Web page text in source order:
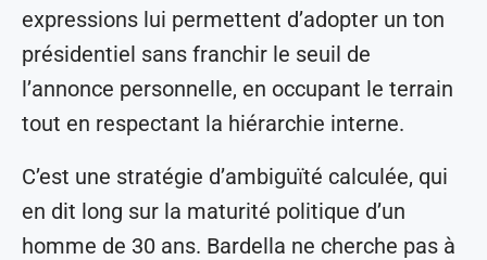
expressions lui permettent d’adopter un ton
présidentiel sans franchir le seuil de
l’annonce personnelle, en occupant le terrain
tout en respectant la hiérarchie interne.
C’est une stratégie d’ambiguïté calculée, qui
en dit long sur la maturité politique d’un
homme de 30 ans. Bardella ne cherche pas à